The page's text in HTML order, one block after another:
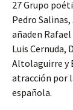
27 Grupo
Pedro
añaden
Luis Cernuda,
Altolaguirre y
atracción por
española.